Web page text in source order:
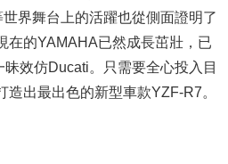
界舞台上的活躍也從側面證明了
在的YAMAHA已然成長茁壯，已
效仿Ducati。只需要全心投入目
出最出色的新型車款YZF-R7。